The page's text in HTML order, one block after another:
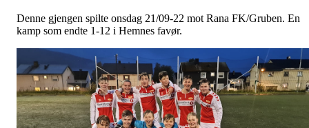
Denne gjengen spilte onsdag 21/09-22 mot Rana FK/Gruben. En
kamp som endte 1-12 i Hemnes favør.